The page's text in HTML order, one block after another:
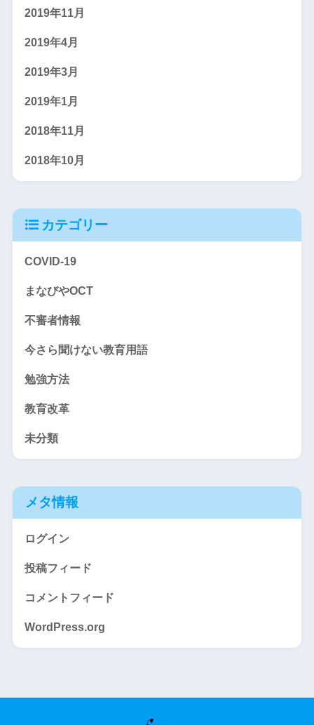
2019年11月
2019年4月
2019年3月
2019年1月
2018年11月
2018年10月
カテゴリー
COVID-19
まなびやOCT
不審者情報
今さら聞けない教育用語
勉強方法
教育改革
未分類
メタ情報
ログイン
投稿フィード
コメントフィード
WordPress.org